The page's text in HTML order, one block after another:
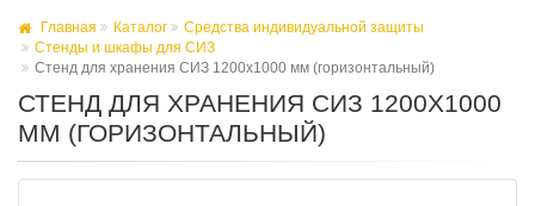
Главная Каталог
Средства индивидуальной защиты
Стенды и шкафы для СИЗ
Стенд для хранения СИЗ 1200х1000 мм (горизонтальный)
СТЕНД ДЛЯ ХРАНЕНИЯ СИЗ 1200Х1000
ММ (ГОРИЗОНТАЛЬНЫЙ)